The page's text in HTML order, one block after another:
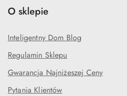
O sklepie
Inteligentny Dom Blog
Regulamin Sklepu
Gwarancja Najniżeszej Ceny
Pytania Klientów